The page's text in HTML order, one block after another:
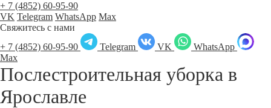
+ 7 (4852) 60-95-90
VK Telegram WhatsApp Max
Свяжитесь с нами
+ 7 (4852) 60-95-90
Telegram VK
WhatsApp
Max
Послестроительная уборка в
Ярославле